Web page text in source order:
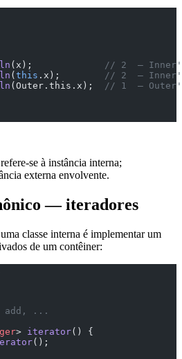
(x);
// 2  —
( this .x);
// 2  —
(Outer.this.x);
// 1  —
se à instância interna;
externa envolvente.
— iteradores
classe interna é implementar um
de um contêiner:
add, ...
> iterator() {
();